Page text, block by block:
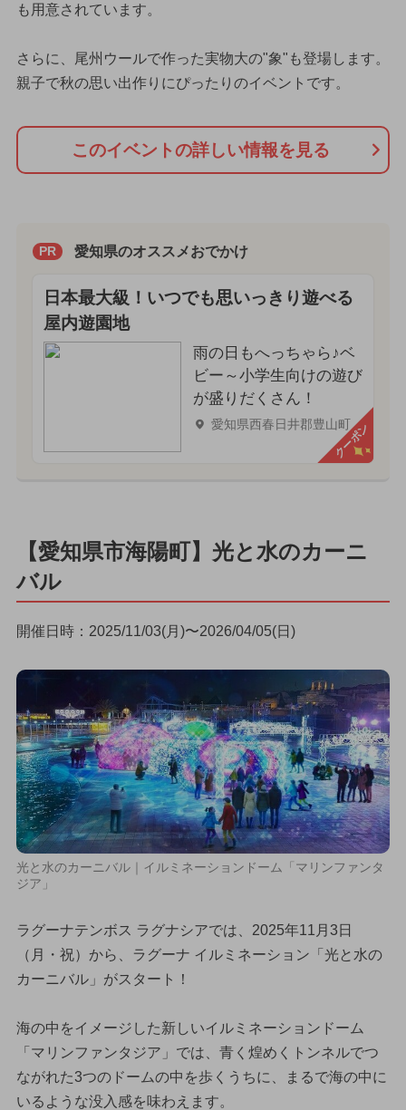
も用意されています。
さらに、尾州ウールで作った実物大の"象"も登場します。
親子で秋の思い出作りにぴったりのイベントです。
このイベントの詳しい情報を見る
PR 愛知県のオススメおでかけ
日本最大級！いつでも思いっきり遊べる
屋内遊園地
雨の日もへっちゃら♪ベ
ビー～小学生向けの遊び
が盛りだくさん！
愛知県西春日井郡豊山町クーポン
【愛知県市海陽町】光と水のカーニ
バル
開催日時：2025/11/03(月)〜2026/04/05(日)
光と水のカーニバル｜イルミネーションドーム「マリンファンタ
ジア」
ラグーナテンボス ラグナシアでは、2025年11月3日
（月・祝）から、ラグーナ イルミネーション「光と水の
カーニバル」がスタート！
海の中をイメージした新しいイルミネーションドーム
「マリンファンタジア」では、青く煌めくトンネルでつ
ながれた3つのドームの中を歩くうちに、まるで海の中に
いるような没入感を味わえます。